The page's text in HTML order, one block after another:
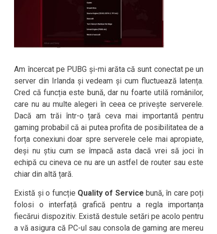
Am încercat pe PUBG și-mi arăta că sunt conectat pe un
server din Irlanda și vedeam și cum fluctuează latența.
Cred că funcția este bună, dar nu foarte utilă românilor,
care nu au multe alegeri în ceea ce privește serverele.
Dacă am trăi într-o țară ceva mai importantă pentru
gaming probabil că ai putea profita de posibilitatea de a
forța conexiuni doar spre serverele cele mai apropiate,
deși nu știu cum se împacă asta dacă vrei să joci în
echipă cu cineva ce nu are un astfel de router sau este
chiar din altă țară.
Există și o funcție Quality of Service bună, în care poți
folosi o interfață grafică pentru a regla importanța
fiecărui dispozitiv. Există destule setări pe acolo pentru
a vă asigura că PC-ul sau consola de gaming are mereu